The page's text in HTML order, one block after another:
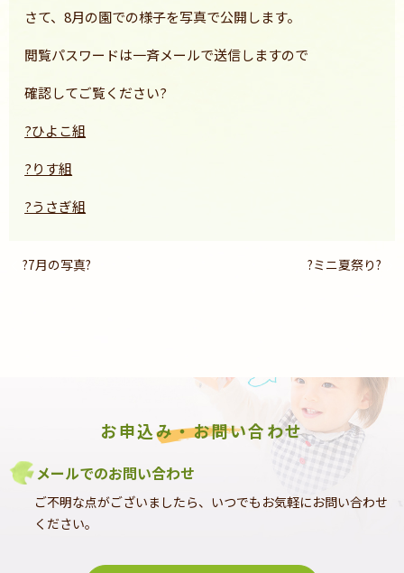
さて、8月の園での様子を写真で公開します。
閲覧パスワードは一斉メールで送信しますので
確認してご覧ください?
?ひよこ組
?りす組
?うさぎ組
?7月の写真? ?ミニ夏祭り?
お申込み・お問い合わせ
メールでのお問い合わせ
ご不明な点がございましたら、いつでもお気軽にお問い合わせ
ください。